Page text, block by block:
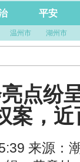
平安
温州市 湖州市
点纷
案，
来源：